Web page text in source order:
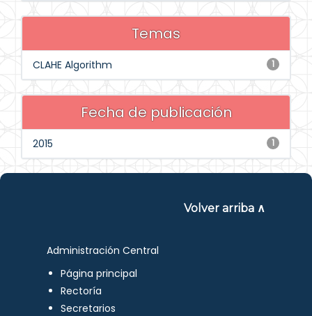
Temas
1
CLAHE Algorithm
Fecha de publicación
1
2015
Volver arriba ∧
Administración Central
Página principal
Rectoría
Secretarios